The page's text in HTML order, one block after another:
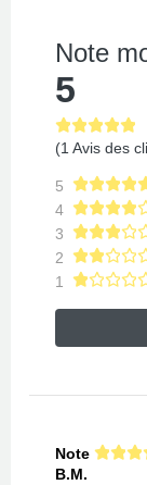
Note
5
(1 Avis des
5
4
3
2
1
Note
B.M.